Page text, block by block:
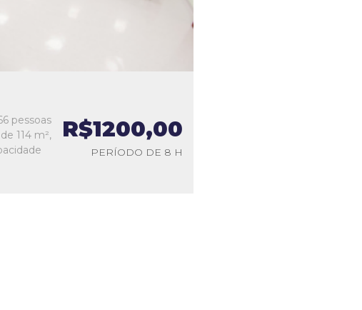
pessoas
114 m²,
R$1200,00
PERÍODO DE 8 H